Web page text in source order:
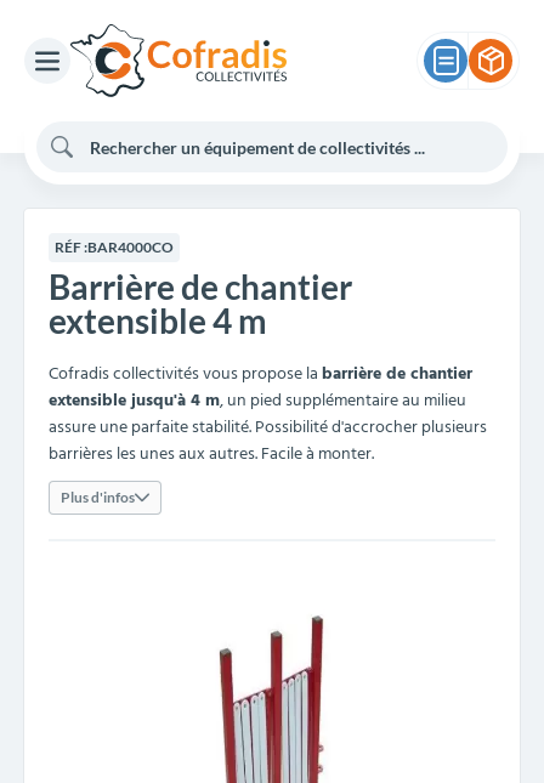
RÉF :BAR4000CO
Barrière de chantier
extensible 4 m
Cofradis collectivités vous propose labarrière de chantier
extensible jusqu'à 4 m, un pied supplémentaire au milieu
assure une parfaite stabilité. Possibilité d'accrocher plusieurs
barrières les unes aux autres. Facile à monter.
Plus d'infos